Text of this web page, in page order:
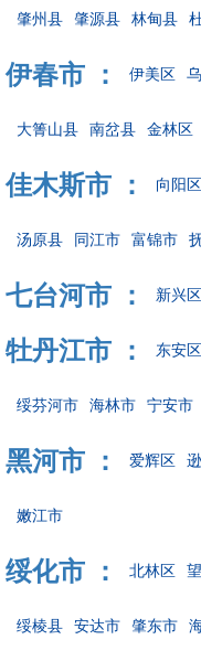
肇州县 肇源县 林甸县
伊春市 ： 伊美区
大箐山县 南岔县 金林区
佳木斯市 ： 向阳区
汤原县 同江市 富锦市
七台河市 ： 新兴区
牡丹江市 ： 东安区
绥芬河市 海林市 宁安市
黑河市 ： 爱辉区
嫩江市
绥化市 ： 北林区
绥棱县 安达市 肇东市